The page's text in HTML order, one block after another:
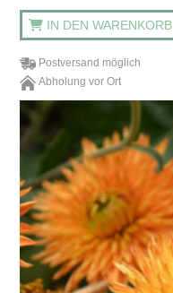
IN DEN WARENKORB
Postversand möglich
Abholung vor Ort